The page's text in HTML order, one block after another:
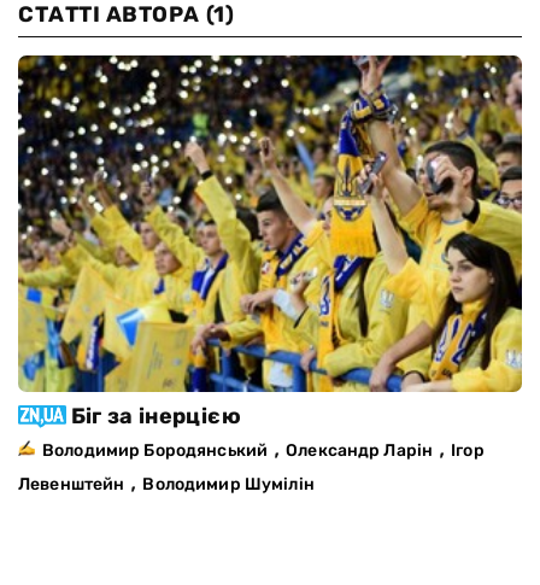
СТАТТІ АВТОРА (1)
Біг за інерцією
Володимир Бородянський ,Олександр Ларін , Ігор
Левенштейн , Володимир Шумілін